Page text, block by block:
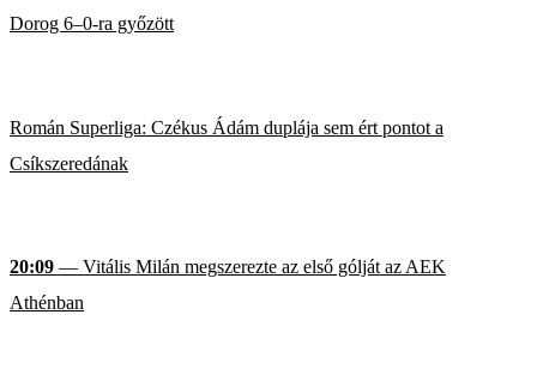
Dorog 6–0-ra győzött
Román Superliga: Czékus Ádám duplája sem ért pontot a
Csíkszeredának
20:09 — Vitális Milán megszerezte az első gólját az AEK
Athénban